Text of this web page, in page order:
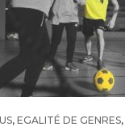
, EGALITÉ DE GENRES,